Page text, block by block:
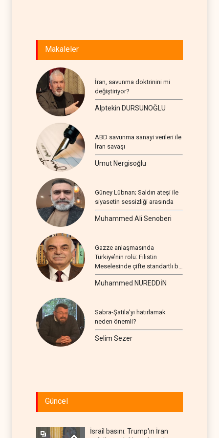
Makaleler
İran, savunma doktrinini mi
değiştiriyor?
Alptekin DURSUNOĞLU
ABD savunma sanayi verileri ile
İran savaşı
Umut Nergisoğlu
Güney Lübnan; Saldırı ateşi ile
siyasetin sessizliği arasında
Muhammed Ali Senoberi
Gazze anlaşmasında
Türkiye’nin rolü: Filistin
Meselesinde çifte standartlı bir
seyir
Muhammed NUREDDİN
Sabra-Şatila’yı hatırlamak
neden önemli?
Selim Sezer
Güncel
İsrail basını: Trump'ın İran